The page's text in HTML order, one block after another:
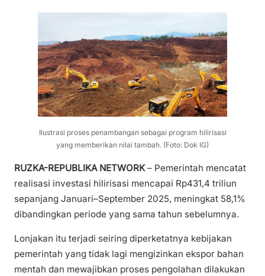
Ilustrasi proses penambangan sebagai program hilirisasi
yang memberikan nilai tambah. (Foto: Dok IG)
RUZKA-REPUBLIKA NETWORK– Pemerintah mencatat
realisasi investasi hilirisasi mencapai Rp431,4 triliun
sepanjang Januari–September 2025, meningkat 58,1%
dibandingkan periode yang sama tahun sebelumnya.
Lonjakan itu terjadi seiring diperketatnya kebijakan
pemerintah yang tidak lagi mengizinkan ekspor bahan
mentah dan mewajibkan proses pengolahan dilakukan